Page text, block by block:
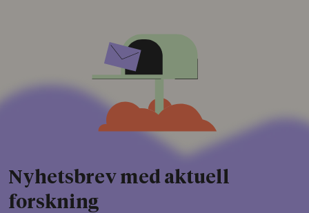
Nyhetsbrev med aktuell
forskning